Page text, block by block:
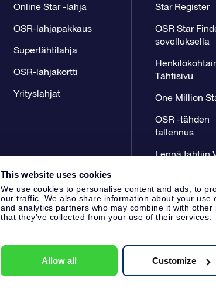
This website uses cookies
We use cookies to personalise content and ads, to
our traffic. We also share information about your
and analytics partners who may combine it with
that they’ve collected from your use of their services.
Allow all Customize
Online Star -lahja
OSR-lahjapakkaus
Supertähtilahja
OSR-lahjakortti
Yrityslahjat
Star Register
OSR Star
sovelluksella
Tähtisivu
One Million
OSR -tähden
tallennus
Lennä tähtiin
KVK: 60333553, VAT: NL 8538.62.722B01